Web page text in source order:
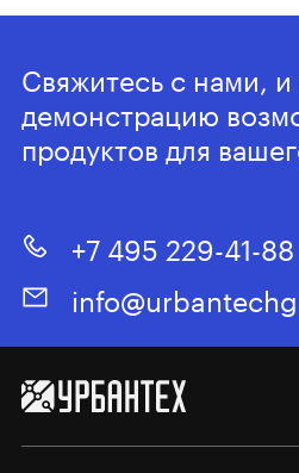
Свяжитесь с нами,
демонстрацию
продуктов для
+7 495 229-41-88